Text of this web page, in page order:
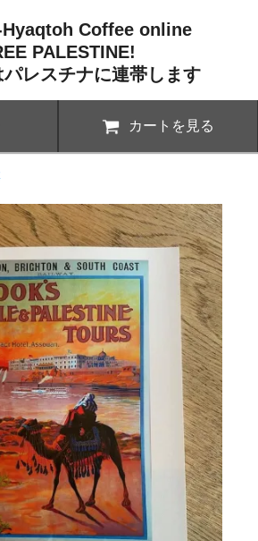
Hyaqtoh Coffee online
PALESTINE!
レスチナに連帯します
カートを見る